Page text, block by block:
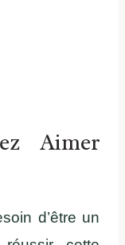
Aimer
d’être un